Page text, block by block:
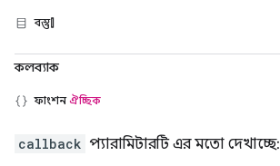
বস্তু[]
কলব্যাক
ফাংশনঐচ্ছিক
callback প্যারামিটারটি এর মতো দেখাচ্ছে: